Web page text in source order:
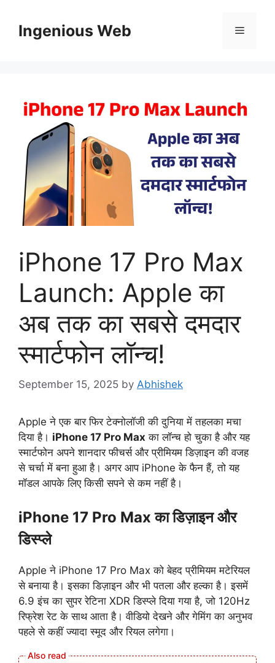
contentIngenious Web Menu
iPhone 17 Pro Max
Launch: Apple का
अब तक का सबसे दमदार
स्मार्टफोन लॉन्च!
September 15, 2025 by Abhishek
Apple ने एक बार फिर टेक्नोलॉजी की दुनिया में तहलका मचा
दिया है। iPhone 17 Pro Max का लॉन्च हो चुका है और यह
स्मार्टफोन अपने शानदार फीचर्स और प्रीमियम डिज़ाइन की वजह
से चर्चा में बना हुआ है। अगर आप iPhone के फैन हैं, तो यह
मॉडल आपके लिए किसी सपने से कम नहीं है।
iPhone 17 Pro Max का डिज़ाइन और
डिस्प्ले
Apple ने iPhone 17 Pro Max को बेहद प्रीमियम मटेरियल
से बनाया है। इसका डिज़ाइन और भी पतला और हल्का है। इसमें
6.9 इंच का सुपर रेटिना XDR डिस्प्ले दिया गया है, जो 120Hz
रिफ्रेश रेट के साथ आता है। वीडियो देखने और गेमिंग का अनुभव
पहले से कहीं ज्यादा स्मूद और रियल लगेगा।